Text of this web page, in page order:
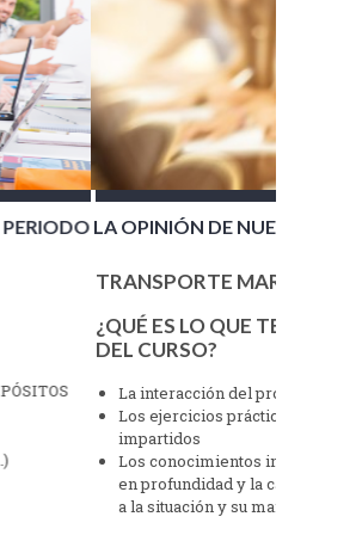
DE NUESTROS ALUMNOS
MARÍTIMO ★★★★☆
QUE TE HA PARECIDO LO MEJOR
del profesor con los alumnos
prácticos para usar los conocimientos
impartidos para conocer el sector
y la capacidad del docente en adaptarse
y su manera de impartir el curso